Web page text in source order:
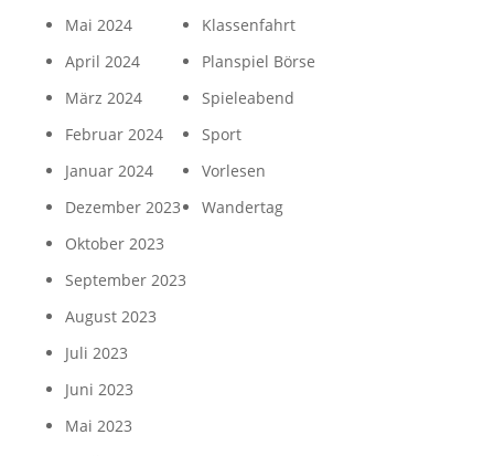
Mai 2024
April 2024
März 2024
Februar 2024
Januar 2024
Dezember 2023
Oktober 2023
September 2023
August 2023
Juli 2023
Juni 2023
Mai 2023
Klassenfahrt
Planspiel Börse
Spieleabend
Sport
Vorlesen
Wandertag